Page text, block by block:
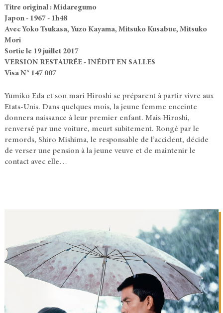
Titre original : Midaregumo
Japon - 1967 - 1h48
Avec Yoko Tsukasa, Yuzo Kayama, Mitsuko Kusabue, Mitsuko
Mori
Sortie le 19 juillet 2017
VERSION RESTAURÉE - INÉDIT EN SALLES
Visa N° 147 007
Yumiko Eda et son mari Hiroshi se préparent à partir vivre aux
Etats-Unis. Dans quelques mois, la jeune femme enceinte
donnera naissance à leur premier enfant. Mais Hiroshi,
renversé par une voiture, meurt subitement. Rongé par le
remords, Shiro Mishima, le responsable de l’accident, décide
de verser une pension à la jeune veuve et de maintenir le
contact avec elle…